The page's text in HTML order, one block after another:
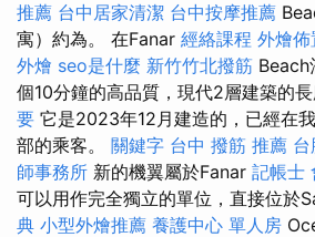
推薦 台中居家清潔 台中按摩推薦
寓）約為。 在Fanar 經絡課程 外燴佈
外燴 seo是什麼 新竹竹北撥筋 Beach
個10分鐘的高品質，現代2層建築的長
要 它是2023年12月建造的，已經在
部的乘客。 關鍵字 台中 撥筋 推薦 台
師事務所 新的機翼屬於Fanar 記帳士
可以用作完全獨立的單位，直接位於
典 小型外燴推薦 養護中心 單人房